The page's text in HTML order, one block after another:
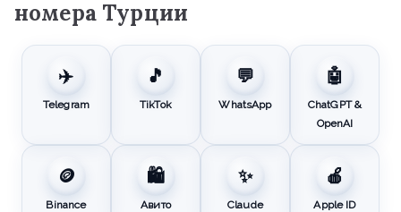
номера Турции
✈️
Telegram
🎵
TikTok
💬
WhatsApp
🤖
ChatGPT &
OpenAI
🪙
Binance
🛍️
Авито
✨
Claude
🍎
Apple ID